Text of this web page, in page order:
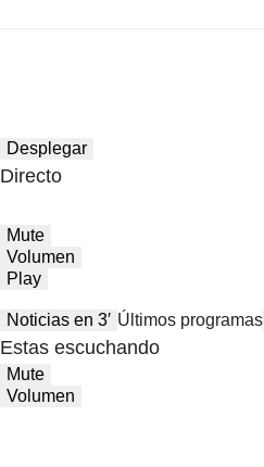
Desplegar
Directo
Mute
Volumen
Play
Noticias en 3′ Últimos programas
Estas escuchando
Mute
Volumen